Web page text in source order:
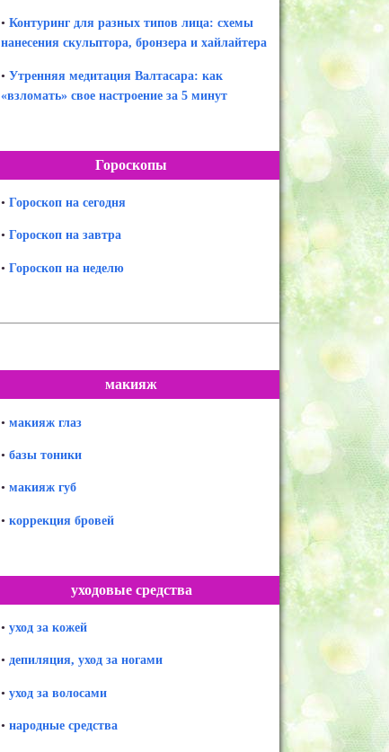
• Контуринг для разных типов лица: схемы
нанесения скульптора, бронзера и хайлайтера
• Утренняя медитация Валтасара: как
«взломать» свое настроение за 5 минут
Гороскопы
• Гороскоп на сегодня
• Гороскоп на завтра
• Гороскоп на неделю
макияж
• макияж глаз
• базы тоники
• макияж губ
• коррекция бровей
уходовые средства
• уход за кожей
• депиляция, уход за ногами
• уход за волосами
• народные средства